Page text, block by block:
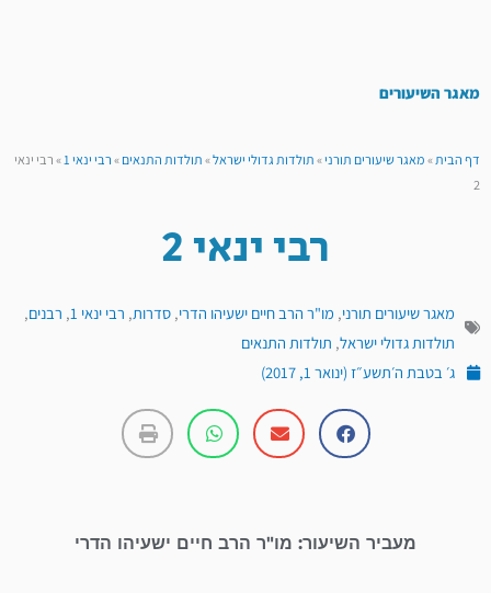
מאגר השיעורים
דף הבית»מאגר שיעורים תורני»תולדות גדולי ישראל»תולדות התנאים»רבי ינאי 1 »רבי ינאי
2
רבי ינאי 2
מאגר שיעורים תורני, מו"ר הרב חיים ישעיהו הדרי, סדרות, רבי ינאי 1 , רבנים,
תולדות גדולי ישראל, תולדות התנאים
ג׳ בטבת ה׳תשע״ז (ינואר 1, 2017)
מעביר השיעור: מו"ר הרב חיים ישעיהו הדרי